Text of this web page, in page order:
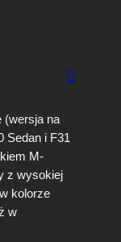
(wersja na
Sedan i F31
M-
z wysokiej
kolorze
w